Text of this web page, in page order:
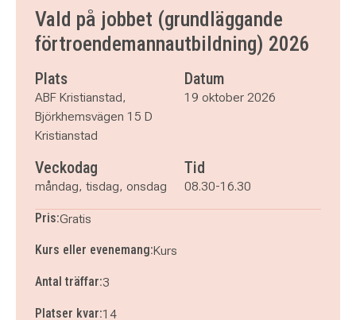
onsdag 21 oktober 2026
klockan 08.30–16.30
Vald på jobbet (grundläggande
förtroendemannautbildning) 2026
Plats
ABF Kristianstad,
Björkhemsvägen 15 D
Kristianstad
Datum
19 oktober 2026
Veckodag
måndag, tisdag, onsdag
Tid
08.30-16.30
Pris:Gratis
Kurs eller evenemang:Kurs
Antal träffar:3
Platser kvar:14